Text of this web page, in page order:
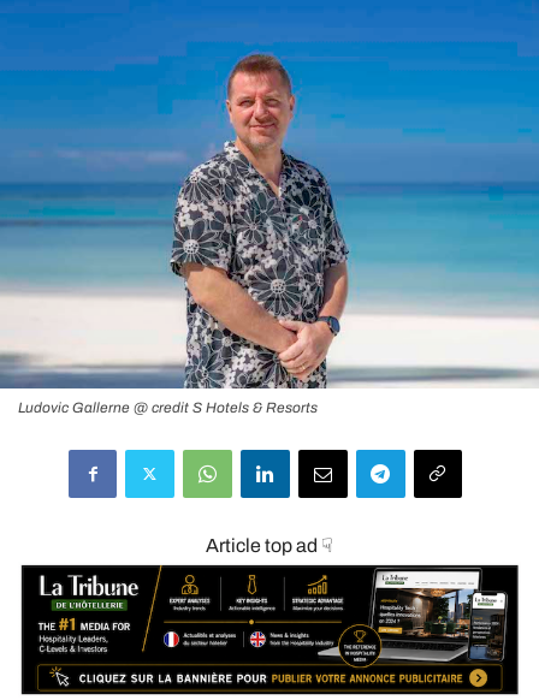
Ludovic Gallerne @ credit S Hotels & Resorts
Article top ad ☟